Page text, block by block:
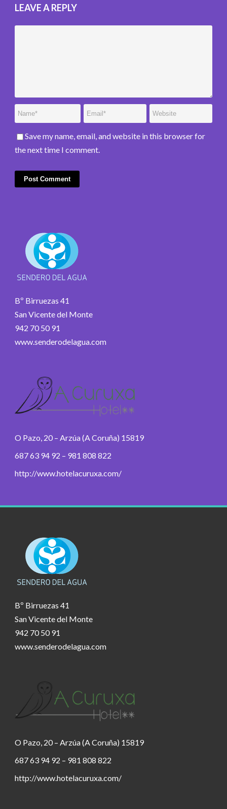
LEAVE A REPLY
Save my name, email, and website in this browser for
the next time I comment.
Bº Birruezas 41
San Vicente del Monte
942 70 50 91
www.senderodelagua.com
O Pazo, 20 – Arzúa (A Coruña) 15819
687 63 94 92 – 981 808 822
http://www.hotelacuruxa.com/
Bº Birruezas 41
San Vicente del Monte
942 70 50 91
www.senderodelagua.com
O Pazo, 20 – Arzúa (A Coruña) 15819
687 63 94 92 – 981 808 822
http://www.hotelacuruxa.com/